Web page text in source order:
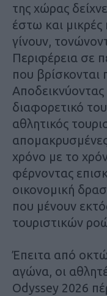
της χώρας
έστω και μικρές
γίνουν,
Περιφέρεια σε
που
Αποδεικνύοντας
διαφορετικό
αθλητικός
χρόνο με το
φέρνοντας
οικονομική
που μένουν
τουριστικών
Έπειτα από
αγώνα, οι
Odyssey 2026